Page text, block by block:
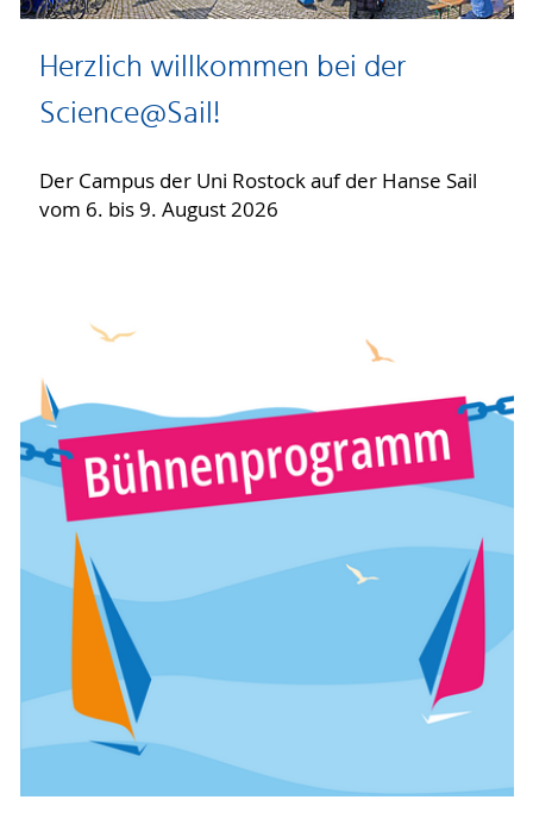
Herzlich willkommen bei der
Science@Sail!
Der Campus der Uni Rostock auf der Hanse Sail
vom 6. bis 9. August 2026